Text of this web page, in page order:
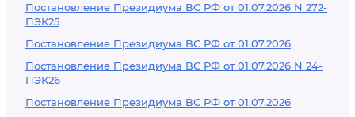
Постановление Президиума ВС РФ от 01.07.2026 N 272-
ПЭК25
Постановление Президиума ВС РФ от 01.07.2026
Постановление Президиума ВС РФ от 01.07.2026 N 24-
ПЭК26
Постановление Президиума ВС РФ от 01.07.2026